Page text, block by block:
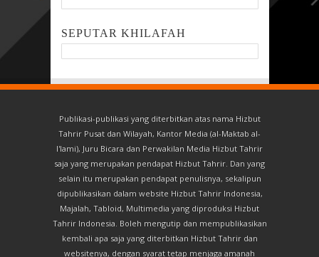
SEPUTAR KHILAFAH
Publikasi-publikasi yang diterbitkan atas nama Hizbut
Tahrir Pusat dan Wilayah, Kantor Media (al-Maktab al-
I'lami), Juru Bicara dan Perwakilan Media Hizbut Tahrir
saja yang merupakan pendapat Hizbut Tahrir. Dan yang
selain itu merupakan pendapat penulisnya, sekalipun
dipublikasikan dalam website Hizbut Tahrir Indonesia,
Majalah, Tabloid, Multimedia yang diproduksi Hizbut
Tahrir Indonesia. Boleh mengutip dan mempublikasikan
kembali apa saja yang diterbitkan Hizbut Tahrir dan
websitenya, dengan syarat tetap menjaga amanah